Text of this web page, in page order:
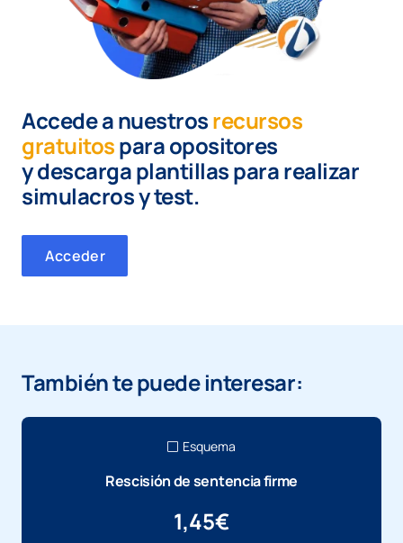
Accede a nuestrosrecursos
gratuitospara opositores
ydescarga plantillas para realizar
simulacros y test.
Acceder
También te puede interesar:
Esquema
Rescisión de sentencia firme
1,45€